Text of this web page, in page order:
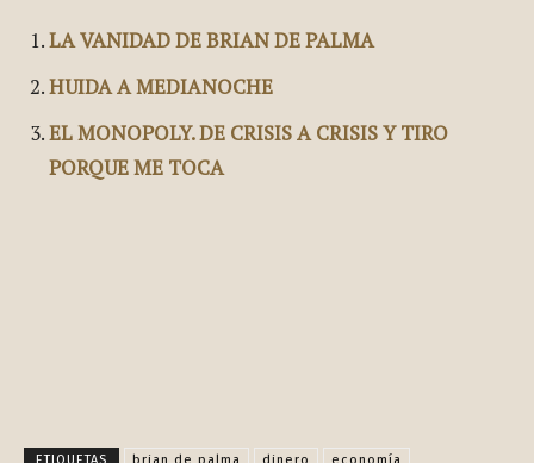
Artículos Relacionados:
LA VANIDAD DE BRIAN DE PALMA